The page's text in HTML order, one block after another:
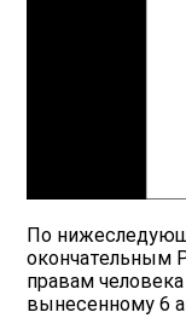
По
окончательным
правам
вынесенному 6